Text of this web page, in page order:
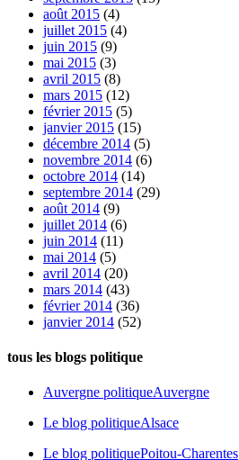
août 2015 (4)
juillet 2015 (4)
juin 2015 (9)
mai 2015 (3)
avril 2015 (8)
mars 2015 (12)
février 2015 (5)
janvier 2015 (15)
décembre 2014 (5)
novembre 2014 (6)
octobre 2014 (14)
septembre 2014 (29)
août 2014 (9)
juillet 2014 (6)
juin 2014 (11)
mai 2014 (5)
avril 2014 (20)
mars 2014 (43)
février 2014 (36)
janvier 2014 (52)
tous les blogs politique
Auvergne politiqueAuvergne
Le blog politiqueAlsace
Le blog politiquePoitou-Charentes